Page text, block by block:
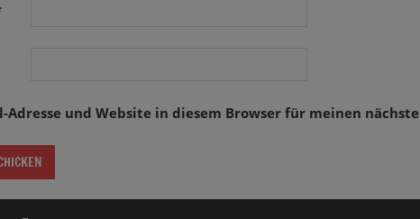
Adresse und Website in diesem Browser für meinen